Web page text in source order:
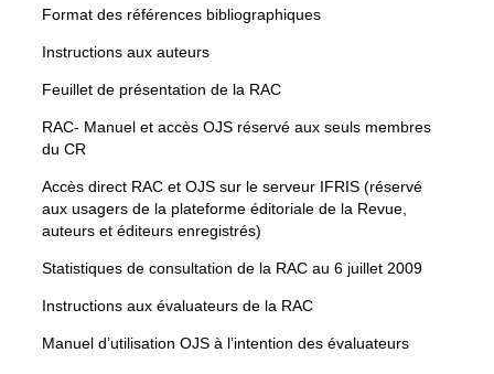
Format des références bibliographiques
Instructions aux auteurs
Feuillet de présentation de la RAC
RAC- Manuel et accès OJS réservé aux seuls membres
du CR
Accès direct RAC et OJS sur le serveur IFRIS (réservé
aux usagers de la plateforme éditoriale de la Revue,
auteurs et éditeurs enregistrés)
Statistiques de consultation de la RAC au 6 juillet 2009
Instructions aux évaluateurs de la RAC
Manuel d’utilisation OJS à l’intention des évaluateurs